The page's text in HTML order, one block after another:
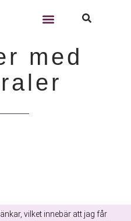
10-18
med
vilket innebär att jag får